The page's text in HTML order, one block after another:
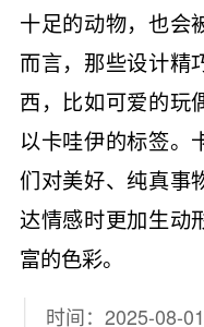
十足的动物，也会
而言，那些设计精
西，比如可爱的玩
以卡哇伊的标签。
们对美好、纯真事
达情感时更加生动
富的色彩。
时间：2025-08-